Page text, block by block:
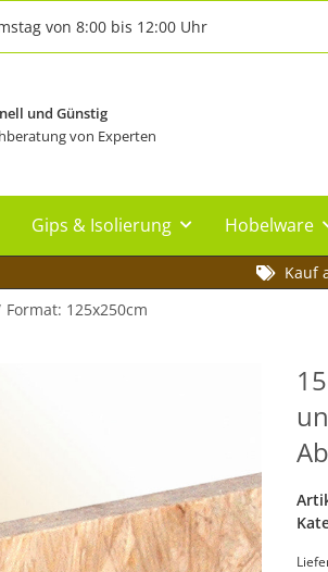
von 8:00 bis 12:00 Uhr
und Günstig
von Experten
Gips & Isolierung Hobelware
Kauf
Format: 125x250cm